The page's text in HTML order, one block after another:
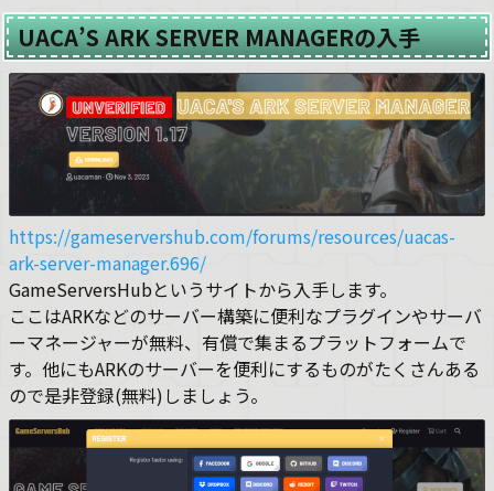
UACA’S ARK SERVER MANAGERの入手
https://gameservershub.com/forums/resources/uacas-
ark-server-manager.696/
GameServersHubというサイトから入手します。
ここはARKなどのサーバー構築に便利なプラグインやサーバ
ーマネージャーが無料、有償で集まるプラットフォームで
す。他にもARKのサーバーを便利にするものがたくさんある
ので是非登録(無料)しましょう。